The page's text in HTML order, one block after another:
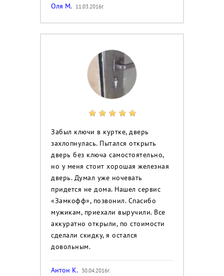
Оля М. 11.03.2016г.
Забыл ключи в куртке, дверь
захлопнулась. Пытался открыть
дверь без ключа самостоятельно,
но у меня стоит хорошая железная
дверь. Думал уже ночевать
придется не дома. Нашел сервис
«Замкофф», позвонил. Спасибо
мужикам, приехали выручили. Все
аккуратно открыли, по стоимости
сделали скидку, я остался
довольным.
Антон К. 30.04.2016г.